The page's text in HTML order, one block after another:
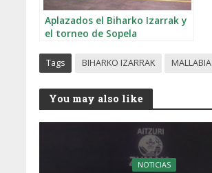
Aplazados el Biharko Izarrak y
el torneo de Sopela
Tags BIHARKO IZARRAK MALLABIA
You may also like
NOTICIAS